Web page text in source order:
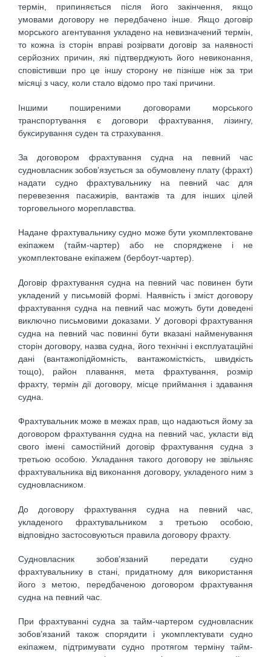
термін, припиняється після його закінчення, якщо
умовами договору не передбачено інше. Якщо договір
морського агентування укладено на невизначений термін,
то кожна із сторін вправі розірвати договір за наявності
серйозних причин, які підтверджують його невиконання,
сповістивши про це іншу сторону не пізніше ніж за три
місяці з часу, коли стало відомо про такі причини.
Іншими поширеними договорами морського
транспортування є договори фрахтування, лізингу,
буксирування суден та страхування.
За договором фрахтування судна на певний час
судновласник зобов’язується за обумовлену плату (фрахт)
надати судно фрахтувальнику на певний час для
перевезення пасажирів, вантажів та для інших цілей
торговельного мореплавства.
Надане фрахтувальнику судно може бути укомплектоване
екіпажем (тайм-чартер) або не споряджене і не
укомплектоване екіпажем (бербоут-чартер).
Договір фрахтування судна на певний час повинен бути
укладений у письмовій формі. Наявність і зміст договору
фрахтування судна на певний час можуть бути доведені
виключно письмовими доказами. У договорі фрахтування
судна на певний час повинні бути вказані найменування
сторін договору, назва судна, його технічні і експлуатаційні
дані (вантажопідйомність, вантажомісткість, швидкість
тощо), район плавання, мета фрахтування, розмір
фрахту, термін дії договору, місце приймання і здавання
судна.
Фрахтувальник може в межах прав, що надаються йому за
договором фрахтування судна на певний час, укласти від
свого імені самостійний договір фрахтування судна з
третьою особою. Укладання такого договору не звільняє
фрахтувальника від виконання договору, укладеного ним з
судновласником.
До договору фрахтування судна на певний час,
укладеного фрахтувальником з третьою особою,
відповідно застосовуються правила договору фрахту.
Судновласник зобов’язаний передати судно
фрахтувальнику в стані, придатному для використання
його з метою, передбаченою договором фрахтування
судна на певний час.
При фрахтуванні судна за тайм-чартером судновласник
зобов’язаний також спорядити і укомплектувати судно
екіпажем, підтримувати судно протягом терміну тайм-